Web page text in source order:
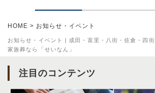
お知らせ・イベント | 成田・富里・八街・佐倉・四街
家族葬なら「せいなん」
HOME > お知らせ・イベント
注目のコンテンツ